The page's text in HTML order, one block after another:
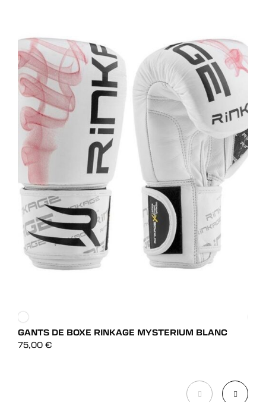
GANTS DE BOXE RINKAGE MYSTERIUM BLANC
75,00 €